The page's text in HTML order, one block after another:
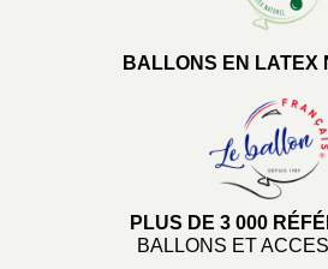
BALLONS EN LATEX
PLUS DE 3 000
BALLONS ET